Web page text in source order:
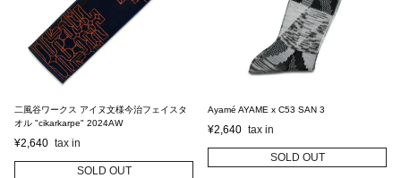
二風谷ワークス アイヌ文様今治フェイスタ
オル "cikarkarpe" 2024AW
¥2,640
SOLD OUT
Ayamé AYAME x C53 SAN 3
¥2,640
SOLD OUT